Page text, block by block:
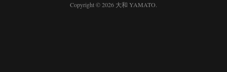
Copyright ©2026 大和 YAMATO.